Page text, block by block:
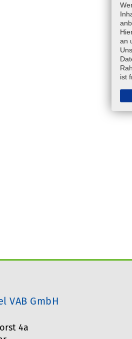
VAB GmbH
4a
an
ist